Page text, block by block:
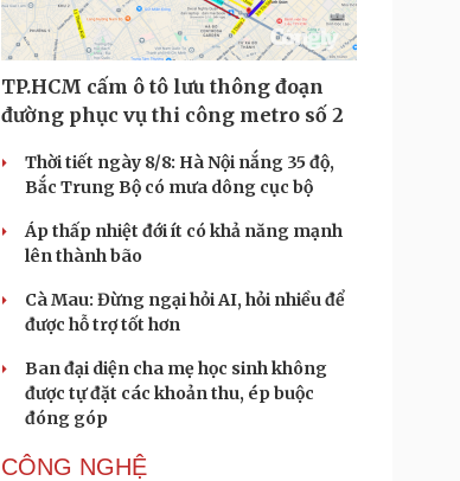
TP.HCM cấm ô tô lưu thông đoạn
đường phục vụ thi công metro số 2
Thời tiết ngày 8/8: Hà Nội nắng 35 độ,
Bắc Trung Bộ có mưa dông cục bộ
Áp thấp nhiệt đới ít có khả năng mạnh
lên thành bão
Cà Mau: Đừng ngại hỏi AI, hỏi nhiều để
được hỗ trợ tốt hơn
Ban đại diện cha mẹ học sinh không
được tự đặt các khoản thu, ép buộc
đóng góp
CÔNG NGHỆ